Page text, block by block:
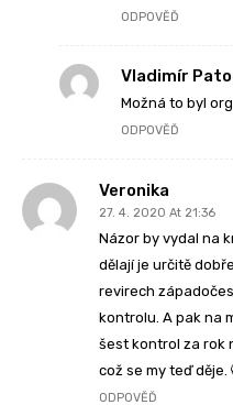
ODPOVĚĎ
Vladimír
Možná to byl
ODPOVĚĎ
Veronika
27. 4. 2020 At 21:36
Názor by vydal na
dělají je určitě
revirech
kontrolu. A pak na
šest kontrol za rok
což se my teď děje.
ODPOVĚĎ